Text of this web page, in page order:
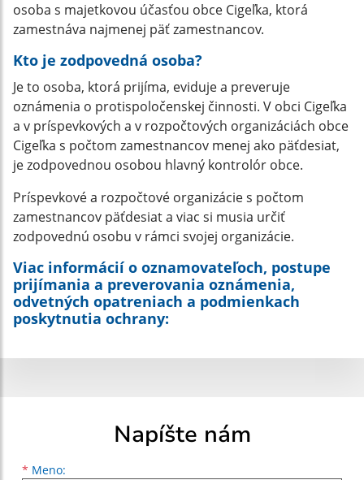
osoba s majetkovou účasťou obce Cigeľka, ktorá
zamestnáva najmenej päť zamestnancov.
Kto je zodpovedná osoba?
Je to osoba, ktorá prijíma, eviduje a preveruje
oznámenia o protispoločenskej činnosti. V obci Cigeľka
a v príspevkových a v rozpočtových organizáciách obce
Cigeľka s počtom zamestnancov menej ako päťdesiat,
je zodpovednou osobou hlavný kontrolór obce.
Príspevkové a rozpočtové organizácie s počtom
zamestnancov päťdesiat a viac si musia určiť
zodpovednú osobu v rámci svojej organizácie.
Viac informácií o oznamovateľoch, postupe
prijímania a preverovania oznámenia,
odvetných opatreniach a podmienkach
poskytnutia ochrany:
Napíšte nám
* Meno:
Meno
Priezvisko
E-mailová adresa